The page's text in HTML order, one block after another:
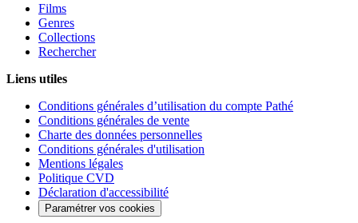
Films
Genres
Collections
Rechercher
Liens utiles
Conditions générales d’utilisation du compte Pathé
Conditions générales de vente
Charte des données personnelles
Conditions générales d'utilisation
Mentions légales
Politique CVD
Déclaration d'accessibilité
Paramétrer vos cookies